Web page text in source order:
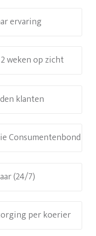
ervaring
weken op zicht
klanten
Consumentenbond
(24/7)
per koerier